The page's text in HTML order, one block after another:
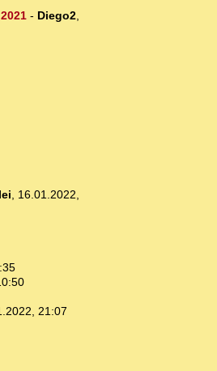
- Diego2,
, 16.01.2022,
21:07